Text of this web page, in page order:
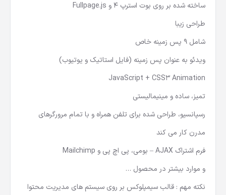
ساخته شده بر روی بوت استرپ 4 و Fullpage.js
طراحی زیبا
شامل 9 پس زمینه خاص
ویدئو به عنوان پس زمینه (فایل استاتیک و یوتیوب)
JavaScript + CSS3 Animation
تمیز، ساده و مینیمالیستی
رسپانسیو، طراحی شده برای تلفن همراه و با تمام مرورگرهای
مدرن کار می کند
فرم اشتراک AJAX – بومی، پی اچ پی و Mailchimp
و موارد بیشتر در محصول …
نکته مهم : قالب سیمپلوکس بر روی سیستم های مدیریت محتوا